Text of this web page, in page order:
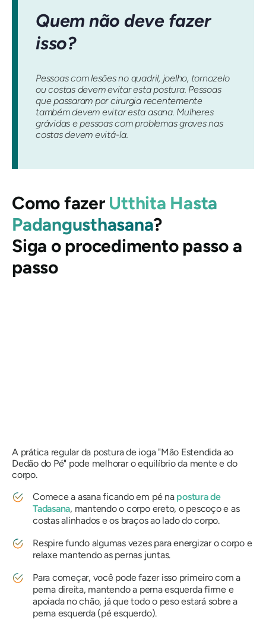
Quem não deve fazer
isso?
Pessoas com lesões no quadril, joelho, tornozelo
ou costas devem evitar esta postura. Pessoas
que passaram por cirurgia recentemente
também devem evitar esta asana. Mulheres
grávidas e pessoas com problemas graves nas
costas devem evitá-la.
Como fazer Utthita Hasta
Padangusthasana?
Siga o procedimento passo a
passo
A prática regular da postura de ioga "Mão Estendida ao
Dedão do Pé" pode melhorar o equilíbrio da mente e do
corpo.
Comece a asana ficando em pé na postura de
Tadasana, mantendo o corpo ereto, o pescoço e as
costas alinhados e os braços ao lado do corpo.
Respire fundo algumas vezes para energizar o corpo e
relaxe mantendo as pernas juntas.
Para começar, você pode fazer isso primeiro com a
perna direita, mantendo a perna esquerda firme e
apoiada no chão, já que todo o peso estará sobre a
perna esquerda (pé esquerdo).